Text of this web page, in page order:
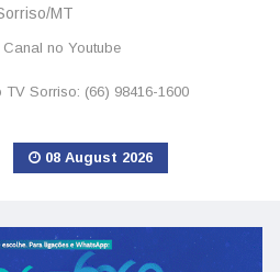
MT
Canal no Youtube
Sorriso: (66) 98416-1600
08 August 2026